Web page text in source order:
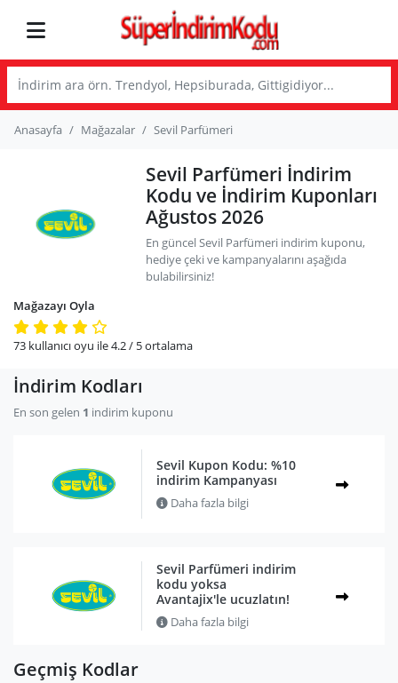
Anasayfa Mağazalar Sevil Parfümeri
Mağazayı Oyla
73 kullanıcı oyu ile4.2/ 5ortalama
Sevil Parfümeri İndirim
Kodu ve İndirim Kuponları
Ağustos 2026
En güncel Sevil Parfümeri indirim kuponu,
hediye çeki ve kampanyalarını aşağıda
bulabilirsiniz!
İndirim Kodları
En son gelen 1 indirim kuponu
Sevil Kupon Kodu: %10
indirim Kampanyası
Daha fazla bilgi
Sevil Parfümeri indirim
kodu yoksa
Avantajix'le ucuzlatın!
Daha fazla bilgi
Geçmiş Kodlar